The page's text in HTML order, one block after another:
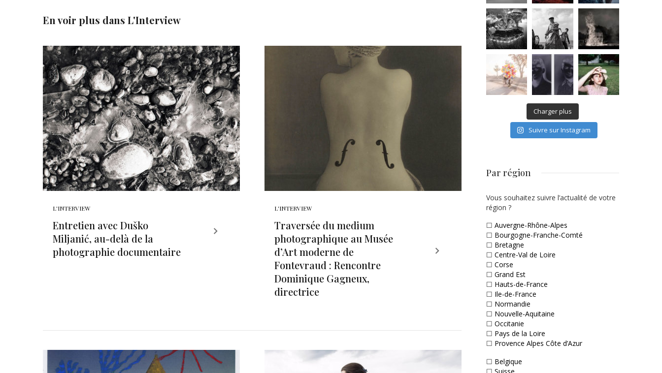
En voir plus dans L'Interview
L'INTERVIEW
Entretien avec Duško
Miljanić, au-delà de la
photographie documentaire
L'INTERVIEW
Traversée du medium
photographique au Musée
d’Art moderne de
Fontevraud : Rencontre
Dominique Gagneux,
directrice
Charger plus
Suivre sur Instagram
Par région
Vous souhaitez suivre l’actualité de votre
région ?
☐ Auvergne-Rhône-Alpes
☐ Bourgogne-Franche-Comté
☐ Bretagne
☐ Centre-Val de Loire
☐ Corse
☐ Grand Est
☐ Hauts-de-France
☐ Ile-de-France
☐ Normandie
☐ Nouvelle-Aquitaine
☐ Occitanie
☐ Pays de la Loire
☐ Provence Alpes Côte d’Azur
☐ Belgique